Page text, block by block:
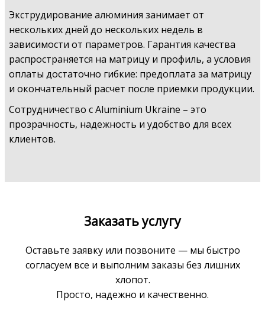
Экструдирование алюминия занимает от
нескольких дней до нескольких недель в
зависимости от параметров. Гарантия качества
распространяется на матрицу и профиль, а условия
оплаты достаточно гибкие: предоплата за матрицу
и окончательный расчет после приемки продукции.
Сотрудничество с Aluminium Ukraine – это
прозрачность, надежность и удобство для всех
клиентов.
Заказать услугу
Оставьте заявку или позвоните — мы быстро
согласуем все и выполним заказы без лишних
хлопот.
Просто, надежно и качественно.